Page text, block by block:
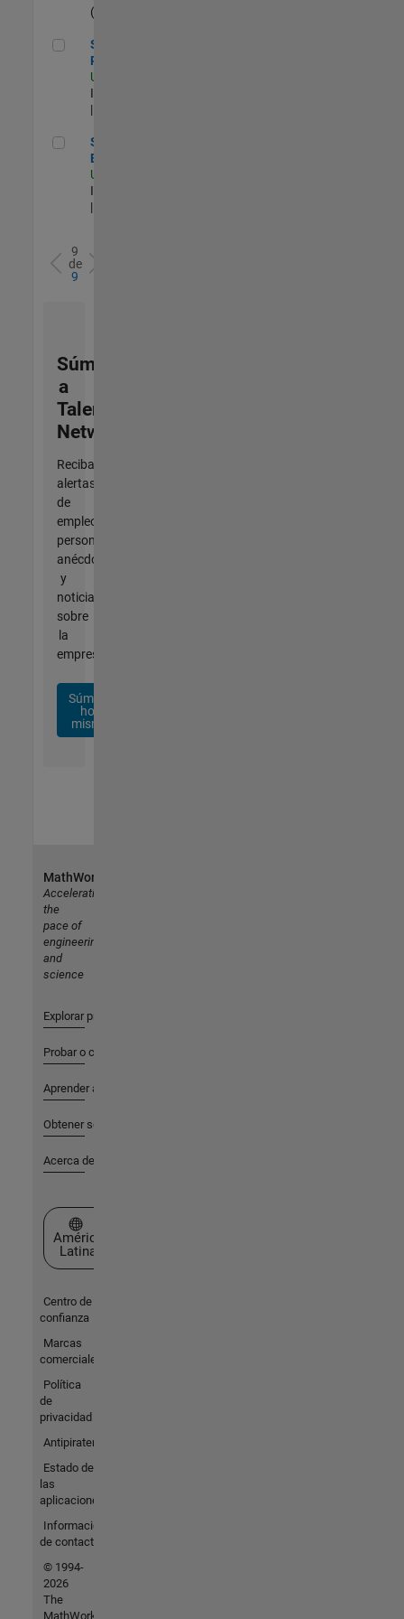
(begins Ag. 2026)
Senior Database Reliability Engineer
Senior Database
Reliability Engineer
US-MA-Natick
Information Technology
| Experimentado
Senior Sailpoint IAM Engineer
Senior Sailpoint IAM
Engineer
US-MA-Natick
Information Technology
| Experimentado
9
de
9
Súmese
a
Talent
Network
Reciba
alertas
de
empleo
personalizadas,
anécdotas
y
noticias
sobre
la
empresa.
Súmese
hoy
mismo
MathWorks
Accelerating
the
pace of
engineering
and
science
Explorar productos
Probar o comprar
Aprender a utilizar
Obtener soporte
Acerca de MathWorks
Seleccione un país/idioma
América
Latina
Centro de
confianza
Marcas
comerciales
Política
de
privacidad
Antipiratería
Estado de
las
aplicaciones
Información
de contacto
© 1994-
2026
The
MathWorks,